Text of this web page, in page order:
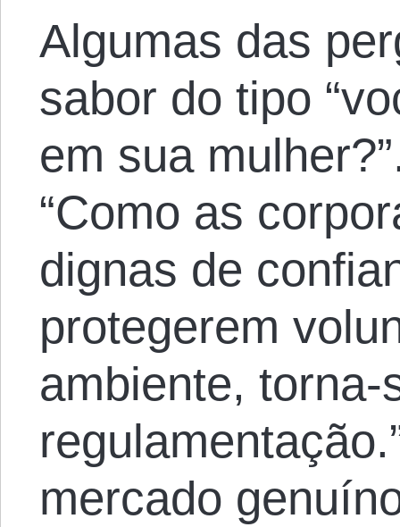
Algumas das
sabor do tipo
em sua
“Como as
dignas de
protegerem
ambiente,
mercado